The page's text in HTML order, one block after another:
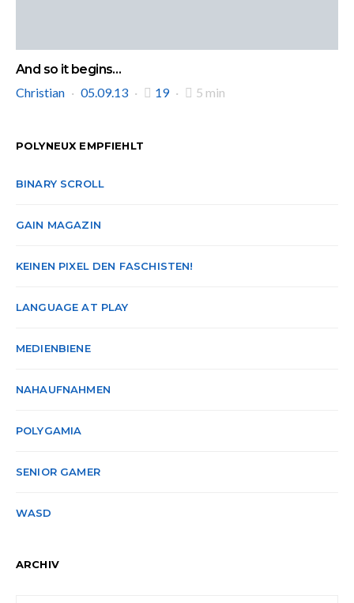
And so it begins…
Christian
05.09.13 19 5 min
POLYNEUX EMPFIEHLT
BINARY SCROLL
GAIN MAGAZIN
KEINEN PIXEL DEN FASCHISTEN!
LANGUAGE AT PLAY
MEDIENBIENE
NAHAUFNAHMEN
POLYGAMIA
SENIOR GAMER
WASD
ARCHIV